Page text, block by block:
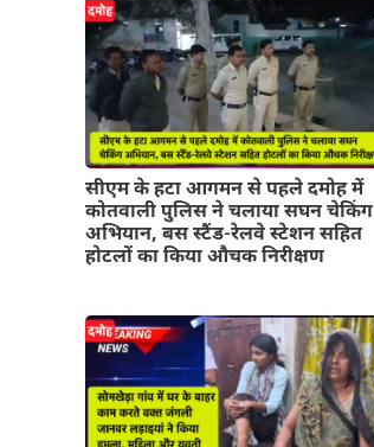
सीएम के हटा आगमन से पहले दमोह में
कोतवाली पुलिस ने चलाया सघन चेकिंग
अभियान, बस स्टैंड-रेलवे स्टेशन सहित
होटलों का किया औचक निरीक्षण